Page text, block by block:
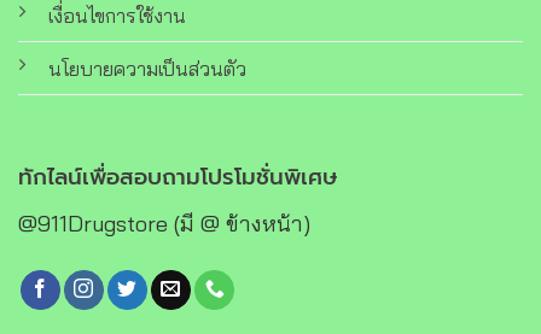
เงื่อนไขการใช้งาน
นโยบายความเป็นส่วนตัว
ทักไลน์เพื่อสอบถามโปรโมชั่นพิเศษ
@911Drugstore (มี @ ข้างหน้า)